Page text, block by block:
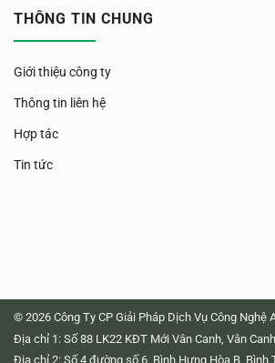
THÔNG TIN CHUNG
Giới thiệu công ty
Thông tin liên hệ
Hợp tác
Tin tức
© 2026 Công Ty CP Giải Pháp Dịch Vụ Công Nghệ
Địa chỉ 1: Số 88 LK22 KĐT Mới Vân Canh, Vân
Địa chỉ 2: Số 4 đường số 6, Bình Hưng Hòa B, Bình